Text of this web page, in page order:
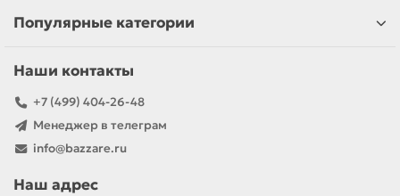
Популярные категории
Наши контакты
+7 (499) 404-26-48
Менеджер в телеграм
info@bazzare.ru
Наш адрес